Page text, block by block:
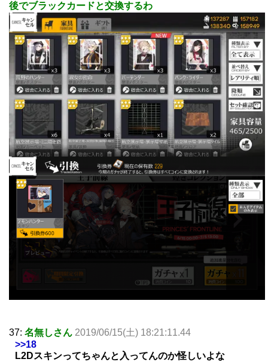
後でブラックカードと交換するわ
37: 名無しさん 2019/06/15(土) 18:21:11.44
>>18
L2Dスキンってちゃんと入ってんのか怪しいよな